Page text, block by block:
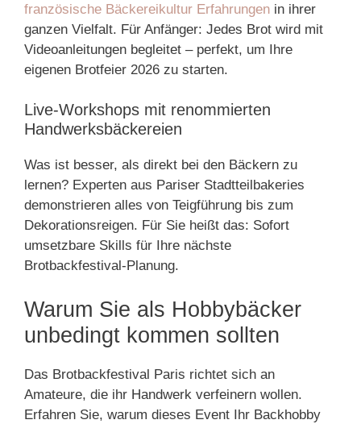
französische Bäckereikultur Erfahrungen in ihrer
ganzen Vielfalt. Für Anfänger: Jedes Brot wird mit
Videoanleitungen begleitet – perfekt, um Ihre
eigenen Brotfeier 2026 zu starten.
Live-Workshops mit renommierten
Handwerksbäckereien
Was ist besser, als direkt bei den Bäckern zu
lernen? Experten aus Pariser Stadtteilbakeries
demonstrieren alles von Teigführung bis zum
Dekorationsreigen. Für Sie heißt das: Sofort
umsetzbare Skills für Ihre nächste
Brotbackfestival-Planung.
Warum Sie als Hobbybäcker
unbedingt kommen sollten
Das Brotbackfestival Paris richtet sich an
Amateure, die ihr Handwerk verfeinern wollen.
Erfahren Sie, warum dieses Event Ihr Backhobby